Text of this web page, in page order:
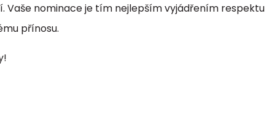
Vaše nominace je tím nejlepším vyjádřením respektu
přínosu.